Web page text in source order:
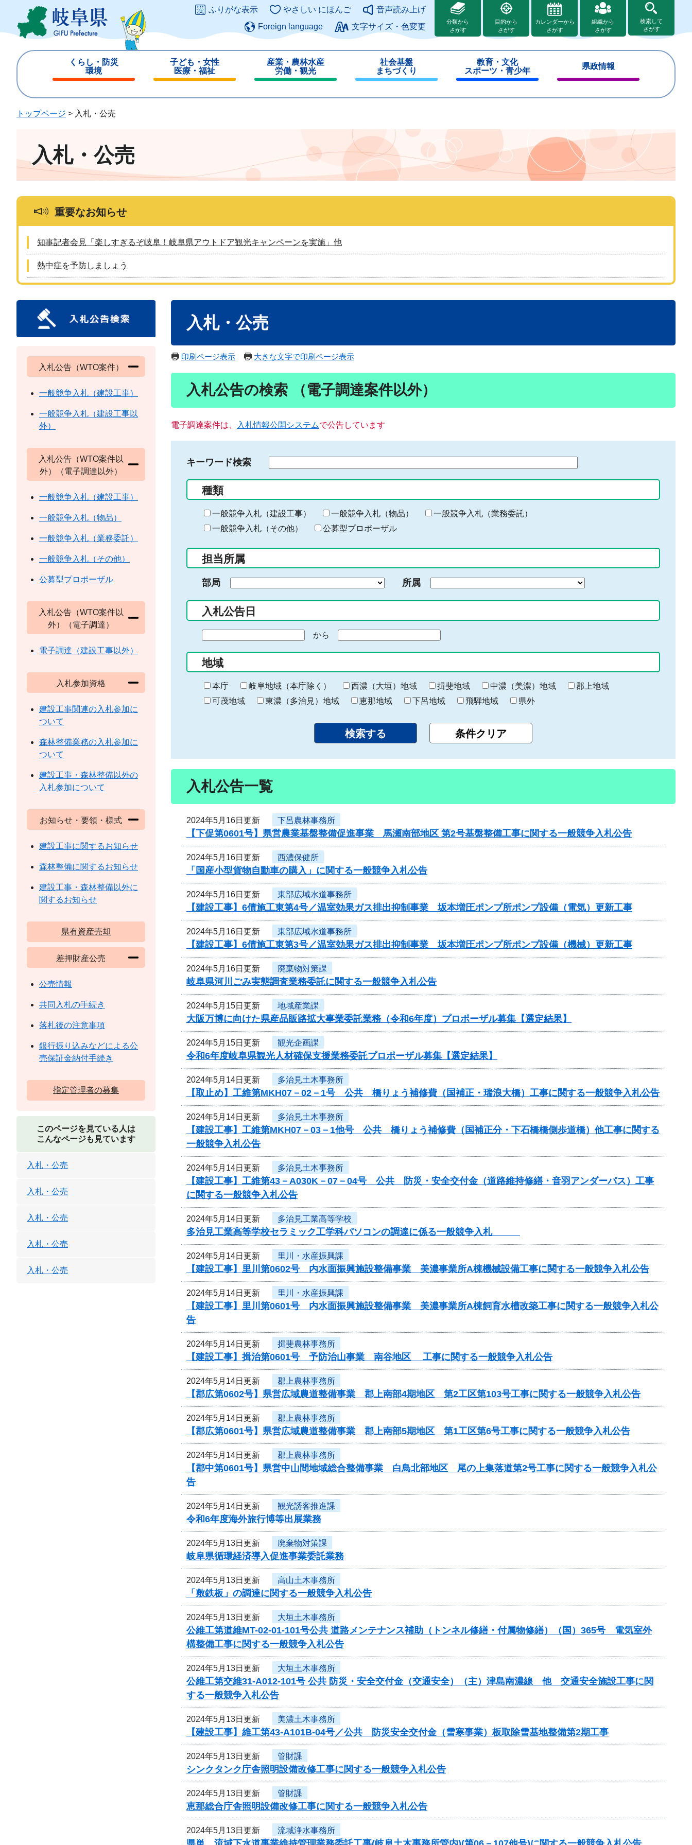
ジ
ュ
このページの本文へ
ふりがな表示 やさしい にほんご
音声読み上げ
Foreign language
文字サイズ・色変更
分類から
さがす
目的から
さがす
カレンダーから
さがす
組織から
さがす
検索して
さがす
くらし・防災
環境
じ
子ども・女性
医療・福祉
じ
産業・農林水産
労働・観光
じ
社会基盤
まちづくり
じ
教育・文化
スポーツ・青少年
じ
県政情報
じ
トップページ > 入札・公売
入札・公売
重要なお知らせ
知事記者会見「楽しすぎるぞ岐阜！岐阜県アウトドア観光キャンペーンを実施」他
熱中症を予防しましょう
入札・公売
印刷ページ表示 大きな文字で印刷ページ表示
入札公告の検索 （電子調達案件以外）
電子調達案件は、 入札情報公開システムで公告しています
キーワード検索
る
キ
ー
ー
入
力
種類
一般競争入札（建設工事） 一般競争入札（物品）
一般競争入札（業務委託）
一般競争入札（その他）
公募型プロポーザル
担当所属
部局 所属
入札公告日
の
始
ま
り
から
終
わ
り
地域
本庁 岐阜地域（本庁除く） 西濃（大垣）地域 揖斐地域 中濃（美濃）地域
郡上地域
可茂地域
東濃（多治見）地域 恵那地域 下呂地域 飛騨地域 県外
入札公告一覧
2024年5月16日更新 下呂農林事務所
【下促第0601号】県営農業基盤整備促進事業 馬瀬南部地区 第2号基盤整備工事に関する一般競争入札公告
2024年5月16日更新 西濃保健所
「国産小型貨物自動車の購入」に関する一般競争入札公告
2024年5月16日更新 東部広域水道事務所
【建設工事】6債施工東第4号／温室効果ガス排出抑制事業 坂本増圧ポンプ所ポンプ設備（電気）更新工事
2024年5月16日更新 東部広域水道事務所
【建設工事】6債施工東第3号／温室効果ガス排出抑制事業 坂本増圧ポンプ所ポンプ設備（機械）更新工事
2024年5月16日更新 廃棄物対策課
岐阜県河川ごみ実態調査業務委託に関する一般競争入札公告
2024年5月15日更新 地域産業課
大阪万博に向けた県産品販路拡大事業委託業務（令和6年度）プロポーザル募集【選定結果】
2024年5月15日更新 観光企画課
令和6年度岐阜県観光人材確保支援業務委託プロポーザル募集【選定結果】
2024年5月14日更新 多治見土木事務所
【取止め】工維第MKH07－02－1号 公共 橋りょう補修費（国補正・瑞浪大橋）工事に関する一般競争入札公告
2024年5月14日更新 多治見土木事務所
【建設工事】工維第MKH07－03－1他号 公共 橋りょう補修費（国補正分・下石橋橋側歩道橋）他工事に関する
一般競争入札公告
2024年5月14日更新 多治見土木事務所
【建設工事】工維第43－A030K－07－04号 公共 防災・安全交付金（道路維持修繕・音羽アンダーパス）工事
に関する一般競争入札公告
2024年5月14日更新 多治見工業高等学校
多治見工業高等学校セラミック工学科パソコンの調達に係る一般競争入札
2024年5月14日更新 里川・水産振興課
【建設工事】里川第0602号 内水面振興施設整備事業 美濃事業所A棟機械設備工事に関する一般競争入札公告
2024年5月14日更新 里川・水産振興課
【建設工事】里川第0601号 内水面振興施設整備事業 美濃事業所A棟飼育水槽改築工事に関する一般競争入札公
告
2024年5月14日更新 揖斐農林事務所
【建設工事】揖治第0601号 予防治山事業 南谷地区 工事に関する一般競争入札公告
2024年5月14日更新 郡上農林事務所
【郡広第0602号】県営広域農道整備事業 郡上南部4期地区 第2工区第103号工事に関する一般競争入札公告
2024年5月14日更新 郡上農林事務所
【郡広第0601号】県営広域農道整備事業 郡上南部5期地区 第1工区第6号工事に関する一般競争入札公告
2024年5月14日更新 郡上農林事務所
【郡中第0601号】県営中山間地域総合整備事業 白鳥北部地区 尾の上集落道第2号工事に関する一般競争入札公
告
2024年5月14日更新 観光誘客推進課
令和6年度海外旅行博等出展業務
2024年5月13日更新 廃棄物対策課
岐阜県循環経済導入促進事業委託業務
2024年5月13日更新 高山土木事務所
「敷鉄板」の調達に関する一般競争入札公告
2024年5月13日更新 大垣土木事務所
公維工第道維MT-02-01-101号公共 道路メンテナンス補助（トンネル修繕・付属物修繕）（国）365号 電気室外
構整備工事に関する一般競争入札公告
2024年5月13日更新 大垣土木事務所
公維工第交維31-A012-101号 公共 防災・安全交付金（交通安全）（主）津島南濃線 他 交通安全施設工事に関
する一般競争入札公告
2024年5月13日更新 美濃土木事務所
【建設工事】維工第43-A101B-04号／公共 防災安全交付金（雪寒事業）板取除雪基地整備第2期工事
2024年5月13日更新 管財課
シンクタンク庁舎照明設備改修工事に関する一般競争入札公告
2024年5月13日更新 管財課
恵那総合庁舎照明設備改修工事に関する一般競争入札公告
2024年5月13日更新 流域浄水事務所
入札公告（WTO案件）
一般競争入札（建設工事）
一般競争入札（建設工事以
外）
入札公告（WTO案件以
外）（電子調達以外）
一般競争入札（建設工事）
一般競争入札（物品）
一般競争入札（業務委託）
一般競争入札（その他）
公募型プロポーザル
入札公告（WTO案件以
外）（電子調達）
電子調達（建設工事以外）
入札参加資格
建設工事関連の入札参加に
ついて
森林整備業務の入札参加に
ついて
建設工事・森林整備以外の
入札参加について
お知らせ・要領・様式
建設工事に関するお知らせ
森林整備に関するお知らせ
建設工事・森林整備以外に
関するお知らせ
県有資産売却
差押財産公売
公売情報
共同入札の手続き
落札後の注意事項
銀行振り込みなどによる公
売保証金納付手続き
指定管理者の募集
このページを見ている人は
こんなページも見ています
入札・公売
入札・公売
入札・公売
入札・公売
入札・公売